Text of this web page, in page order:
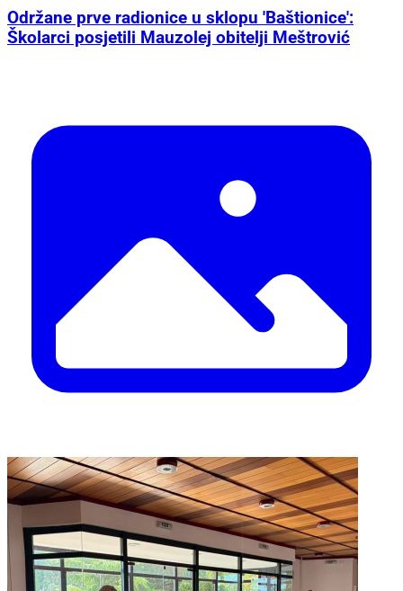
Održane prve radionice u sklopu 'Baštionice':
Školarci posjetili Mauzolej obitelji Meštrović